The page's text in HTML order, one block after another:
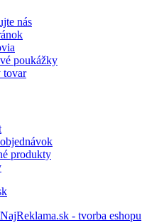
nás
poukážky
tovar
produkty
NajReklama.sk - tvorba eshopu